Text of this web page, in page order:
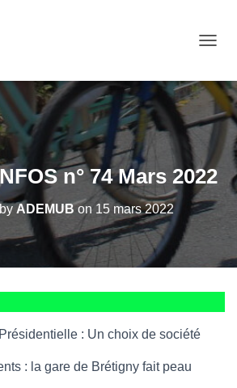
n° 74 Mars 2022
ADEMUBon 15 mars 2022
: Un choix de société
: la gare de Brétigny fait peau